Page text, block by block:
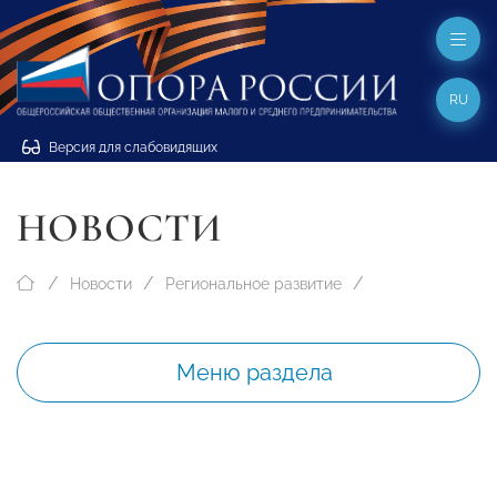
Версия для слабовидящих
RU
НОВОСТИ
Новости Региональное развитие
Меню раздела